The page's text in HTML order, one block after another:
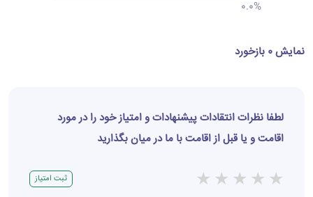
0.0%
نمایش 0 بازخورد
لطفا نظرات انتقادات پیشنهادات و امتیاز خود را در مورد
اقامت و یا قبل از اقامت با ما در میان بگذارید
★
★
★
★
★ ثبت امتیاز